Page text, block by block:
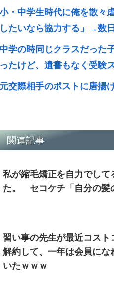
小・中学生時代に俺を散々
したいなら協力する」→数
中学の時同じクラスだった
ったけど、遺書もなく受験
元交際相手のポストに唐揚
関連記事
私が縮毛矯正を自力でし
た。 セコケチ「自分の髪
習い事の先生が最近コス
解約して、一年は会員に
いたｗｗｗ